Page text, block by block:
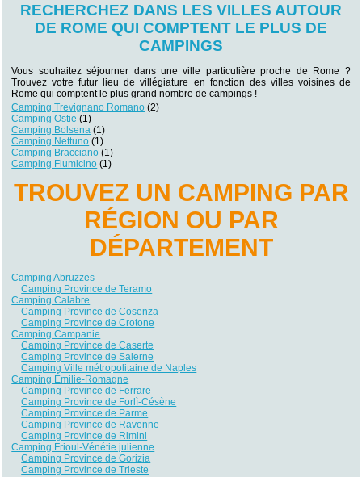
RECHERCHEZ DANS LES VILLES AUTOUR
DE ROME QUI COMPTENT LE PLUS DE
CAMPINGS
Vous souhaitez séjourner dans une ville particulière proche de Rome ?
Trouvez votre futur lieu de villégiature en fonction des villes voisines de
Rome qui comptent le plus grand nombre de campings !
Camping Trevignano Romano (2)
Camping Ostie (1)
Camping Bolsena (1)
Camping Nettuno (1)
Camping Bracciano (1)
Camping Fiumicino (1)
TROUVEZ UN CAMPING PAR
RÉGION OU PAR
DÉPARTEMENT
Camping Abruzzes
Camping Province de Teramo
Camping Calabre
Camping Province de Cosenza
Camping Province de Crotone
Camping Campanie
Camping Province de Caserte
Camping Province de Salerne
Camping Ville métropolitaine de Naples
Camping Émilie-Romagne
Camping Province de Ferrare
Camping Province de Forlì-Césène
Camping Province de Parme
Camping Province de Ravenne
Camping Province de Rimini
Camping Frioul-Vénétie julienne
Camping Province de Gorizia
Camping Province de Trieste